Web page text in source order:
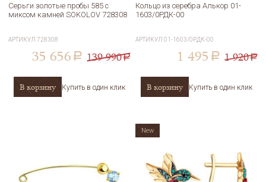
Серьги золотые пробы 585 с
миксом камней SOKOLOV 728308
АРТИКУЛ728308
35 656 a 139 990a
В корзину Купить в один клик
Кольцо из серебра Алькор 01-
1603/0РДК-00
АРТИКУЛ01-1603/0РДК-00
1 495 a 1 920a
В корзину Купить в один клик
New